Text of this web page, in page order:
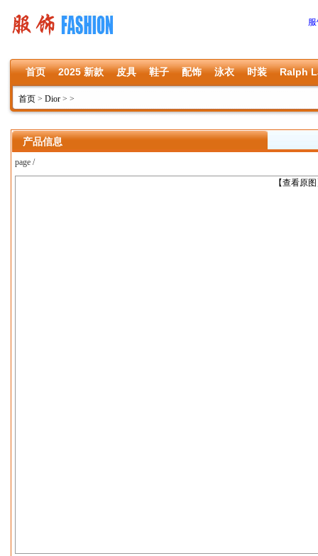
首页 2025 新款 皮具 鞋子 配饰 泳衣 时装 Ralph
首页 > Dior > >
产品信息
page /
【查看原
上一张